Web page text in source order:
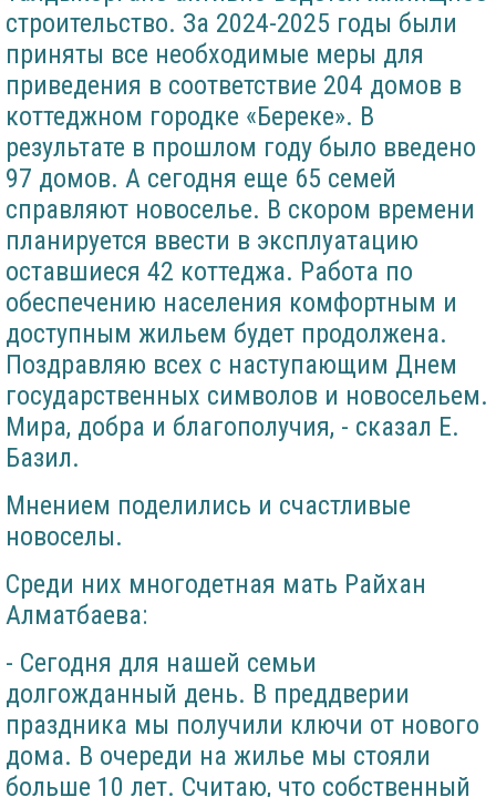
строительство. За 2024-2025 годы были
приняты все необходимые меры для
приведения в соответствие 204 домов в
коттеджном городке «Береке». В
результате в прошлом году было введено
97 домов. А сегодня еще 65 семей
справляют новоселье. В скором времени
планируется ввести в эксплуатацию
оставшиеся 42 коттеджа. Работа по
обеспечению населения комфортным и
доступным жильем будет продолжена.
Поздравляю всех с наступающим Днем
государственных символов и новосельем.
Мира, добра и благополучия, - сказал Е.
Базил.
Мнением поделились и счастливые
новоселы.
Среди них многодетная мать Райхан
Алматбаева:
- Сегодня для нашей семьи
долгожданный день. В преддверии
праздника мы получили ключи от нового
дома. В очереди на жилье мы стояли
больше 10 лет. Считаю, что собственный